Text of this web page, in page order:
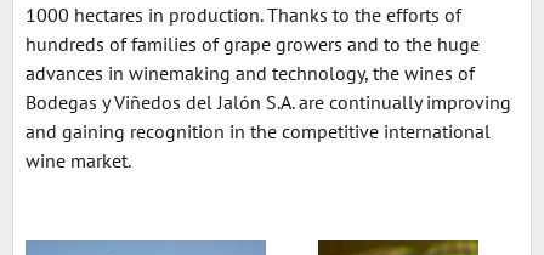
1000 hectares in production. Thanks to the efforts of
hundreds of families of grape growers and to the huge
advances in winemaking and technology, the wines of
Bodegas y Viñedos del Jalón S.A. are continually improving
and gaining recognition in the competitive international
wine market.